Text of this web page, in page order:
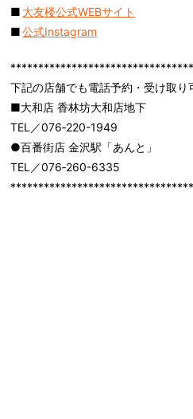
■ 大友楼公式WEBサイト
■ 公式Instagram
下記の店舗でも電話予約・受け取り
■大和店 香林坊大和店地下
TEL／076‐220-1949
●百番街店 金沢駅「あんと」
TEL／076‐260-6335